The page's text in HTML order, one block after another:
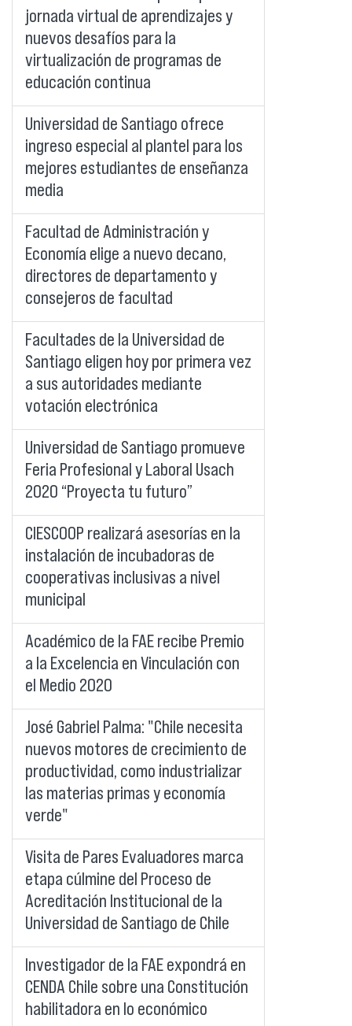
jornada virtual de aprendizajes y
nuevos desafíos para la
virtualización de programas de
educación continua
Universidad de Santiago ofrece
ingreso especial al plantel para los
mejores estudiantes de enseñanza
media
Facultad de Administración y
Economía elige a nuevo decano,
directores de departamento y
consejeros de facultad
Facultades de la Universidad de
Santiago eligen hoy por primera vez
a sus autoridades mediante
votación electrónica
Universidad de Santiago promueve
Feria Profesional y Laboral Usach
2020 “Proyecta tu futuro”
CIESCOOP realizará asesorías en la
instalación de incubadoras de
cooperativas inclusivas a nivel
municipal
Académico de la FAE recibe Premio
a la Excelencia en Vinculación con
el Medio 2020
José Gabriel Palma: "Chile necesita
nuevos motores de crecimiento de
productividad, como industrializar
las materias primas y economía
verde"
Visita de Pares Evaluadores marca
etapa cúlmine del Proceso de
Acreditación Institucional de la
Universidad de Santiago de Chile
Investigador de la FAE expondrá en
CENDA Chile sobre una Constitución
habilitadora en lo económico